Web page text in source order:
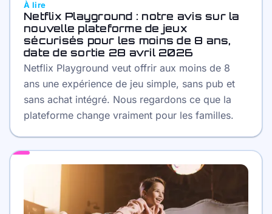
À lire
Netflix Playground : notre avis sur la
nouvelle plateforme de jeux
sécurisés pour les moins de 8 ans,
date de sortie 28 avril 2026
Netflix Playground veut offrir aux moins de 8
ans une expérience de jeu simple, sans pub et
sans achat intégré. Nous regardons ce que la
plateforme change vraiment pour les familles.